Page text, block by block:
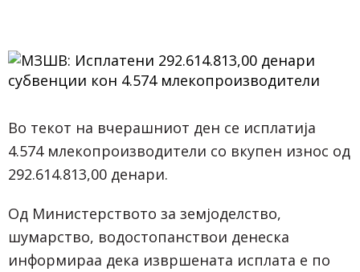
Во текот на вчерашниот ден се исплатија
4.574 млекопроизводители со вкупен износ од
292.614.813,00 денари.
Од Министерството за земјоделство,
шумарство, водостопанствои денеска
информираа дека извршената исплата е по